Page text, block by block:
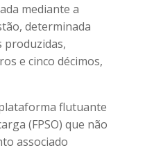
mediante a
determinada
produzidas,
e cinco décimos,
flutuante
(FPSO) que não
associado